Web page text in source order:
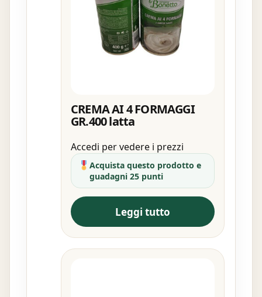
CREMA AI 4 FORMAGGI
GR.400 latta
Accedi per vedere i prezzi
Acquista questo prodotto e
guadagni 25 punti
Leggi tutto